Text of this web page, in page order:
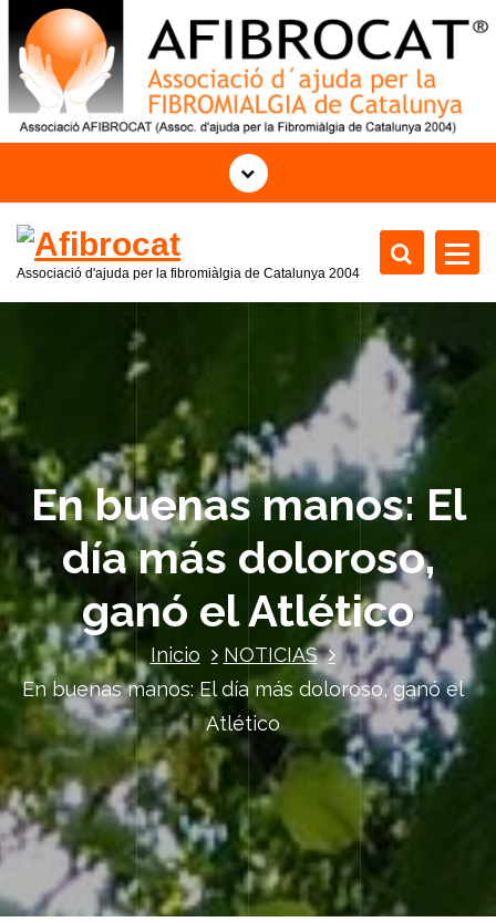
r
t
d
o
Associació d'ajuda per la fibromiàlgia de Catalunya 2004
En buenas manos: El
día más doloroso,
ganó el Atlético
Inicio
NOTICIAS
En buenas manos: El día más doloroso, ganó el
Atlético